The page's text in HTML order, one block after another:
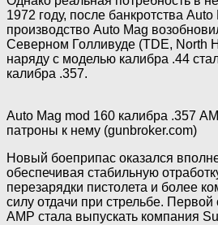
1972 году, после банкротства
производство Auto Mag
Северном Голливуде (TDE, North
наряду с моделью калибра .44
калибра .357.
Auto Mag mod 160 калибра .357
патроны к нему (gunbroker.com)
Новый боеприпас оказался
обеспечивая стабильную
перезарядки пистолета и более
силу отдачи при стрельбе.
АМР стала выпускать компания